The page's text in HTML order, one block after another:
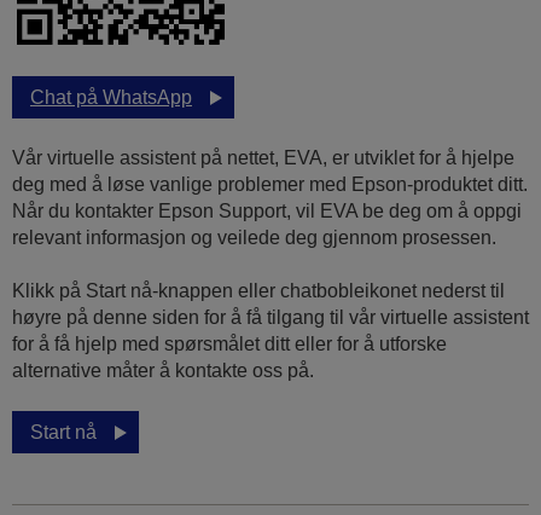
Chat på WhatsApp
Vår virtuelle assistent på nettet, EVA, er utviklet for å hjelpe
deg med å løse vanlige problemer med Epson-produktet ditt.
Når du kontakter Epson Support, vil EVA be deg om å oppgi
relevant informasjon og veilede deg gjennom prosessen.
Klikk på Start nå-knappen eller chatbobleikonet nederst til
høyre på denne siden for å få tilgang til vår virtuelle assistent
for å få hjelp med spørsmålet ditt eller for å utforske
alternative måter å kontakte oss på.
Start nå